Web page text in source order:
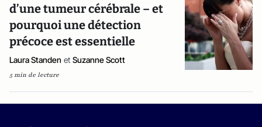
d’une tumeur cérébrale – et
pourquoi une détection
précoce est essentielle
Laura Standen et Suzanne Scott
5 min de lecture